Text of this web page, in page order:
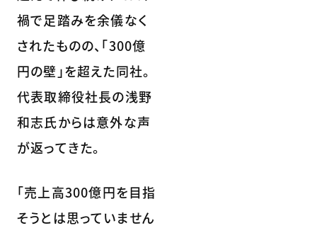
禍で足踏みを余儀なく
されたものの、「300億
円の壁」を超えた同社。
代表取締役社長の浅野
和志氏からは意外な声
が返ってきた。
「売上高300億円を目指
そうとは思っていません